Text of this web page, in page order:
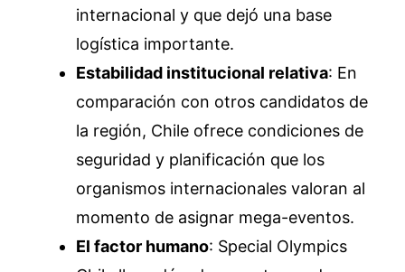
internacional y que dejó una base
logística importante.
Estabilidad institucional relativa: En
comparación con otros candidatos de
la región, Chile ofrece condiciones de
seguridad y planificación que los
organismos internacionales valoran al
momento de asignar mega-eventos.
El factor humano: Special Olympics